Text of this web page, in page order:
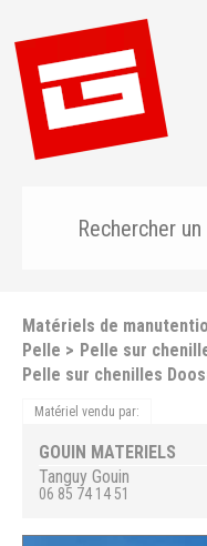
Matériels de
Pelle
Pelle sur
Pelle sur chenilles
Matériel vendu par:
GOUIN MATERIELS
Tanguy Gouin
06 85 74 14 51